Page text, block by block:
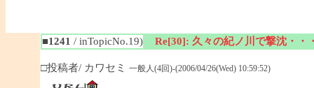
■1241 / inTopicNo.19) Re[30]: 久々の紀ノ川で撃沈・・
□投稿者/ カワセミ 一般人(4回)-(2006/04/26(Wed) 10:59:52)